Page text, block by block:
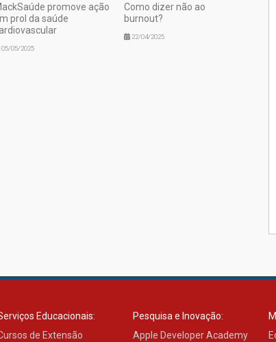
promove ação
prol da saúde
05/05/2025
Como dizer não ao
burnout?
22/04/2025
Educacionais:
de Extensão
Pesquisa e Inovação:
Apple Developer Academy